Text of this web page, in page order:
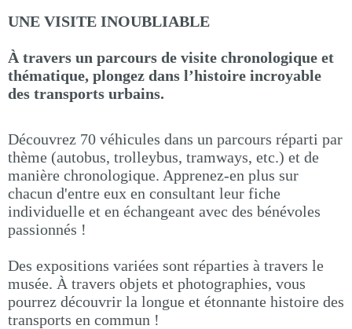
UNE VISITE INOUBLIABLE
À travers un parcours de visite chronologique et
thématique, plongez dans l’histoire incroyable
des transports urbains.
Découvrez 70 véhicules dans un parcours réparti par
thème (autobus, trolleybus, tramways, etc.) et de
manière chronologique. Apprenez-en plus sur
chacun d'entre eux en consultant leur fiche
individuelle et en échangeant avec des bénévoles
passionnés !
Des expositions variées sont réparties à travers le
musée. À travers objets et photographies, vous
pourrez découvrir la longue et étonnante histoire des
transports en commun !